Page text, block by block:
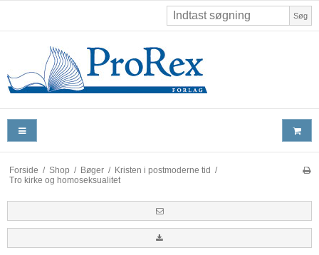
Søg
Forside / Shop / Bøger / Kristen i postmoderne tid /
Tro kirke og homoseksualitet